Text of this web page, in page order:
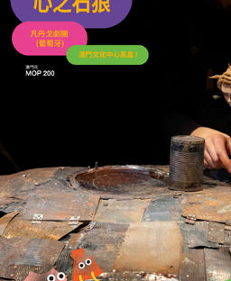
灣區高手齊聚 四百舞者激戰漁人碼頭
《星耀濠江》拉丁舞盛典霸氣登場
28/07/2026 3590